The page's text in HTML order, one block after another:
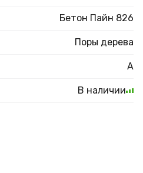
Бетон Пайн 826
Поры дерева
А
В наличии